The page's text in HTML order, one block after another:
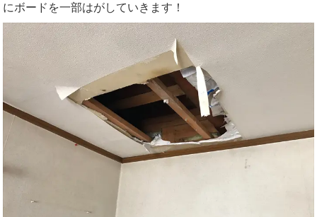
にボードを一部はがしていきます！